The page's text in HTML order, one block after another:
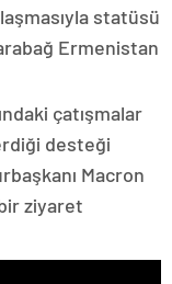
statüsü
Ermenistan
çatışmalar
desteği
Macron
ziyaret